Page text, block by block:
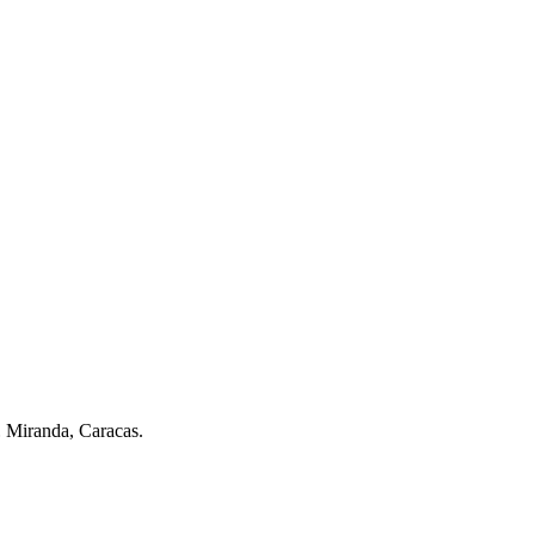
Caracas.